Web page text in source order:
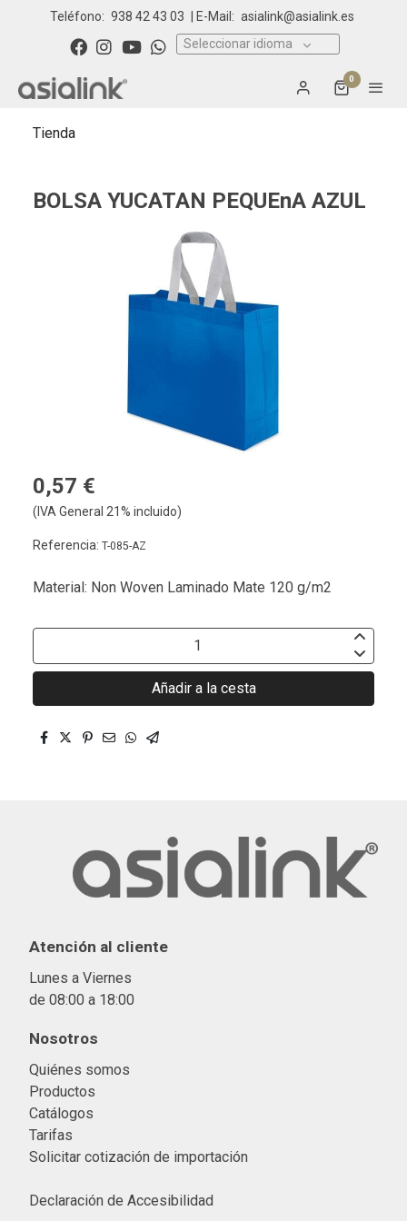
Teléfono: 938 42 43 03 | E-Mail: asialink@asialink.es
Seleccionar idioma
0
Tienda
BOLSA YUCATAN PEQUEnA AZUL
0,57 €
(IVA General 21% incluido)
Referencia: T-085-AZ
Material: Non Woven Laminado Mate 120 g/m2
Añadir a la cesta
Atención al cliente
Lunes a Viernes
de 08:00 a 18:00
Nosotros
Quiénes somos
Productos
Catálogos
Tarifas
Solicitar cotización de importación
Declaración de Accesibilidad